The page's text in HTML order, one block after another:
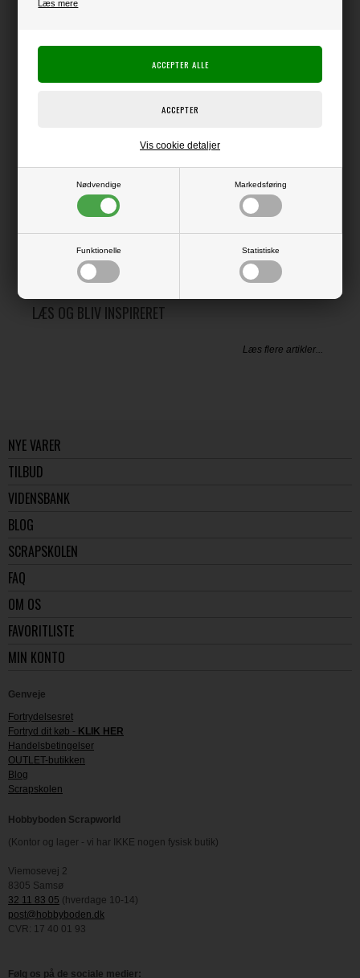
Læs mere
Nødvendige Markedsføring
Funktionelle Statistiske
Vis cookie detaljer
Blok med 15 ark stickers med engelske tekster.
Supernemme lige at bruge, hvis det skal gå stærkt.
A6-format - ca. 10 x 15 cm
LÆS OG BLIV INSPIRERET
Læs flere artikler...
NYE VARER
TILBUD
VIDENSBANK
BLOG
SCRAPSKOLEN
FAQ
OM OS
FAVORITLISTE
MIN KONTO
Genveje
Fortrydelsesret
Fortryd dit køb - KLIK HER
Handelsbetingelser
OUTLET-butikken
Blog
Scrapskolen
Hobbyboden Scrapworld
(Kontor og lager - vi har IKKE nogen fysisk butik)
Viemosevej 2
8305 Samsø
32 11 83 05 (hverdage 10-14)
post@hobbyboden.dk
CVR: 17 40 01 93
Følg os på de sociale medier: